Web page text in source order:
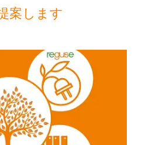
案します